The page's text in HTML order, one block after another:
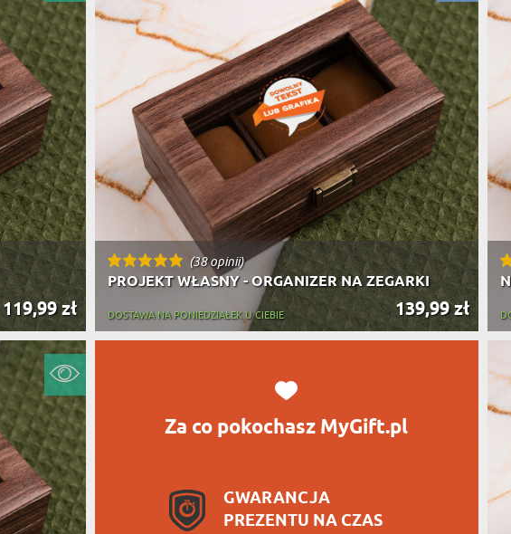
PREZENT DLA FIRM
PODRÓŻNIKA
SENIORA
SPORTOWCA
STRAŻAKA
SZEFA
WĘDKARZA
PRODUKTY SPOŻYWCZE
CHARAKTER PREZENTU
SZKLANKI DO PIWA
119,99 zł
(38 opinii)
PROJEKT WŁASNY - ORGANIZER NA ZEGARKI
139,99 zł
DOSTAWA NA PONIEDZIAŁEK U CIEBIE
Za co pokochasz MyGift.pl
GWARANCJA
PREZENTU NA CZAS